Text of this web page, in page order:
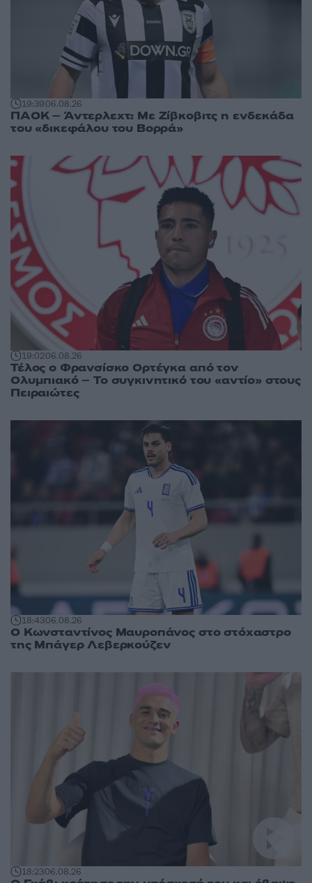
19:3906.08.26
ΠΑΟΚ – Άντερλεχτ: Με Ζίβκοβιτς η ενδεκάδα
του «δικεφάλου του Βορρά»
19:0206.08.26
Τέλος ο Φρανσίσκο Ορτέγκα από τον
Ολυμπιακό – Το συγκινητικό του «αντίο» στους
Πειραιώτες
18:4306.08.26
Ο Κωνσταντίνος Μαυροπάνος στο στόχαστρο
της Μπάγερ Λεβερκούζεν
18:2306.08.26